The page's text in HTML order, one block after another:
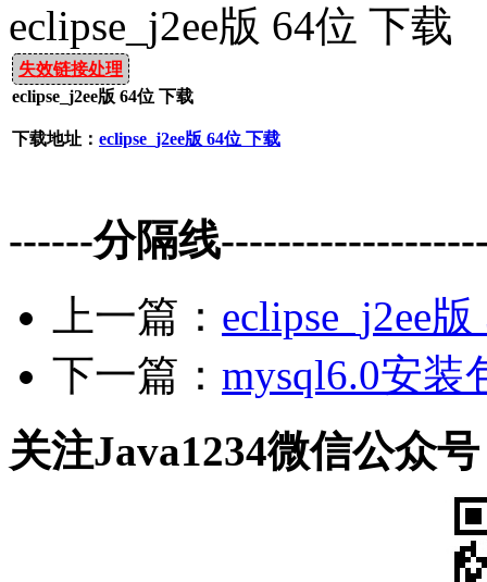
eclipse_j2ee版 64位 下载
失效链接处理
eclipse_j2ee版 64位 下载
下载地址： eclipse_j2ee版 64位 下载
------分隔线
上一篇： eclipse_j2ee
下一篇： mysql6.0安装
关注Java1234微信公众号